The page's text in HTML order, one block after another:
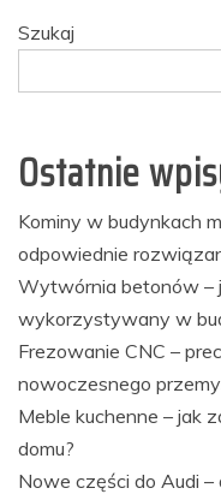
Szukaj
Ostatnie
Kominy w budynkach
odpowiednie
Wytwórnia betonów –
wykorzystywany w
Frezowanie CNC –
nowoczesnego
Meble kuchenne – jak
domu?
Nowe części do Audi